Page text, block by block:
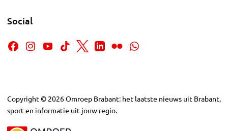
Social
Copyright © 2026Omroep Brabant: het laatste nieuws uit Brabant,
sport en informatie uit jouw regio.